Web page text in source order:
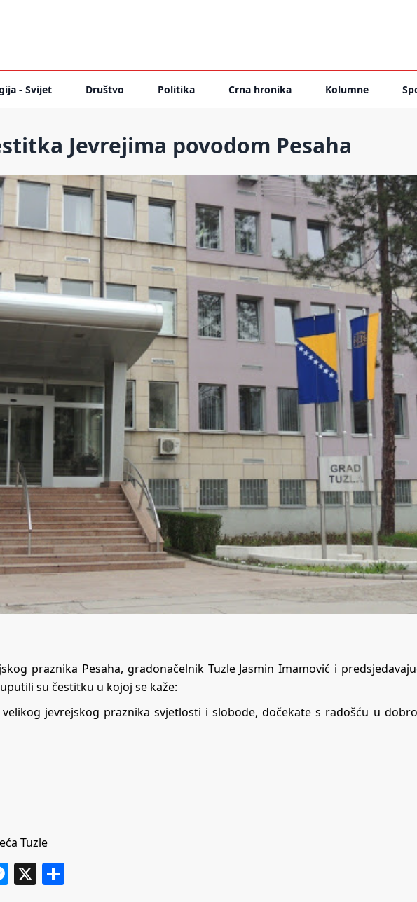
- Svijet Društvo Politika Crna hronika Kolumne
Jevrejima povodom Pesaha
praznika Pesaha, gradonačelnik Tuzle Jasmin Imamović i
su čestitku u kojoj se kaže:
jevrejskog praznika svjetlosti i slobode, dočekate s radošću u
Tuzle
Messenger
X